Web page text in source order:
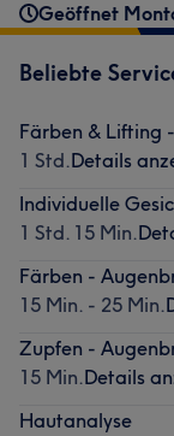
Geöffnet
Beliebte
Färben & Lifting
1 Std.Details
Individuelle
1 Std. 15 Min.
Färben -
15 Min. - 25 Min.
Zupfen -
15 Min.Details
Hautanalyse